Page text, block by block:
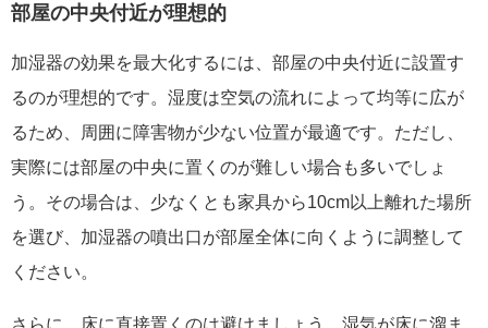
部屋の中央付近が理想的
加湿器の効果を最大化するには、部屋の中央付近に設置す
るのが理想的です。湿度は空気の流れによって均等に広が
るため、周囲に障害物が少ない位置が最適です。ただし、
実際には部屋の中央に置くのが難しい場合も多いでしょ
う。その場合は、少なくとも家具から10cm以上離れた場所
を選び、加湿器の噴出口が部屋全体に向くように調整して
ください。
さらに、床に直接置くのは避けましょう。湿気が床に溜ま